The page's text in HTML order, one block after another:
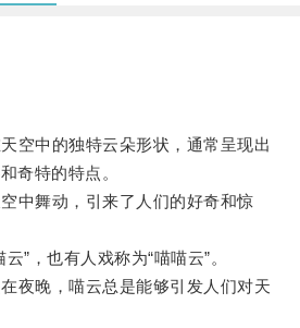
中的独特云朵形状，通常呈现出
奇特的特点。
舞动，引来了人们的好奇和惊
，也有人戏称为“喵喵云”。
晚，喵云总是能够引发人们对天